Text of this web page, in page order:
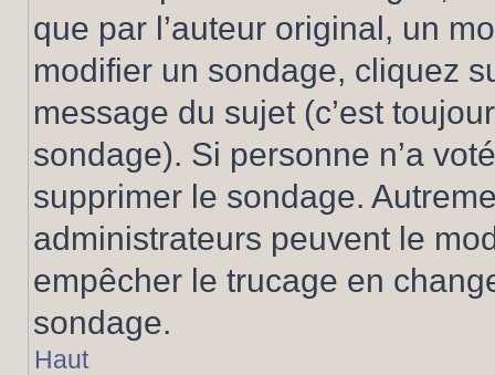
que par l’auteur original, un
modifier un sondage, cliquez
message du sujet (c’est
sondage). Si personne n’a
supprimer le sondage.
administrateurs peuvent le
empêcher le trucage en
sondage.
Haut